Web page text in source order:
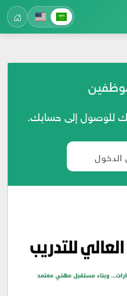
للوصول إلى حسابك.